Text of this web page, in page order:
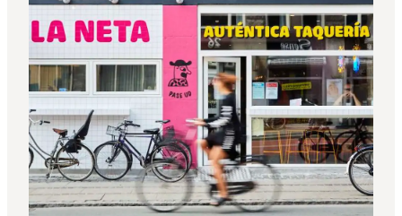
This is Copenhagen
Aktiviteter
Spis & drik
Områder
Planlæg din tur
CopenPay
Copenhagen Card